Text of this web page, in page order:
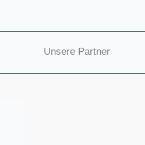
Unsere Partner